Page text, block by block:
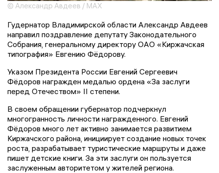
© Александр Авдеев / MAX
Гудернатор Владимирской области Александр Авдеев
направил поздравление депутату Законодательного
Собрания, генеральному директору ОАО «Киржачская
типография» Евгению Фёдорову.
Указом Президента России Евгений Сергеевич
Фёдоров награжден медалью ордена «За заслуги
перед Отечеством» II степени.
В своем обращении губернатор подчеркнул
многогранность личности награжденного. Евгений
Фёдоров много лет активно занимается развитием
Киржачского района, инициирует создание новых точек
роста, разрабатывает туристические маршруты и даже
пишет детские книги. За эти заслуги он пользуется
заслуженным авторитетом у жителей региона.